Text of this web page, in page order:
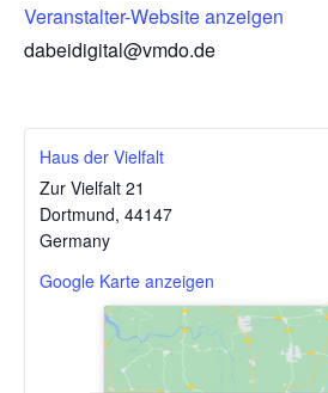
Veranstalter-Website anzeigen
dabeidigital@vmdo.de
Haus der Vielfalt
Zur Vielfalt 21
Dortmund, 44147
Germany
Google Karte anzeigen